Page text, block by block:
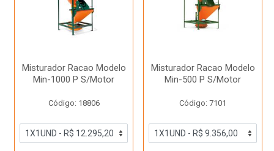
Misturador Racao Modelo
Min-1000 P S/Motor
Código: 18806
Misturador Racao Modelo
Min-500 P S/Motor
Código: 7101